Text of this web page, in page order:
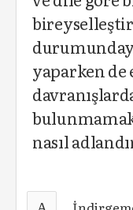
yaparken
nasıl